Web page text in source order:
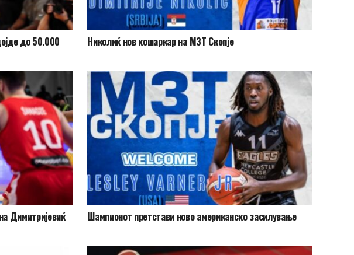
до 50.000 Николиќ нов кошаркар на МЗТ Скопје
Димитријевиќ Шампионот претстави ново американско засилување